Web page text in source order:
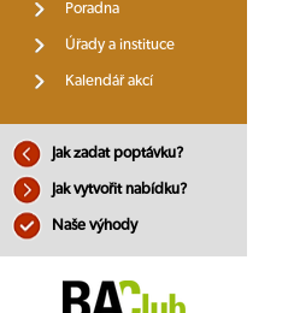
Poradna
Úřady a instituce
Kalendář akcí
Jak zadat poptávku?
Jak vytvořit nabídku?
Naše výhody